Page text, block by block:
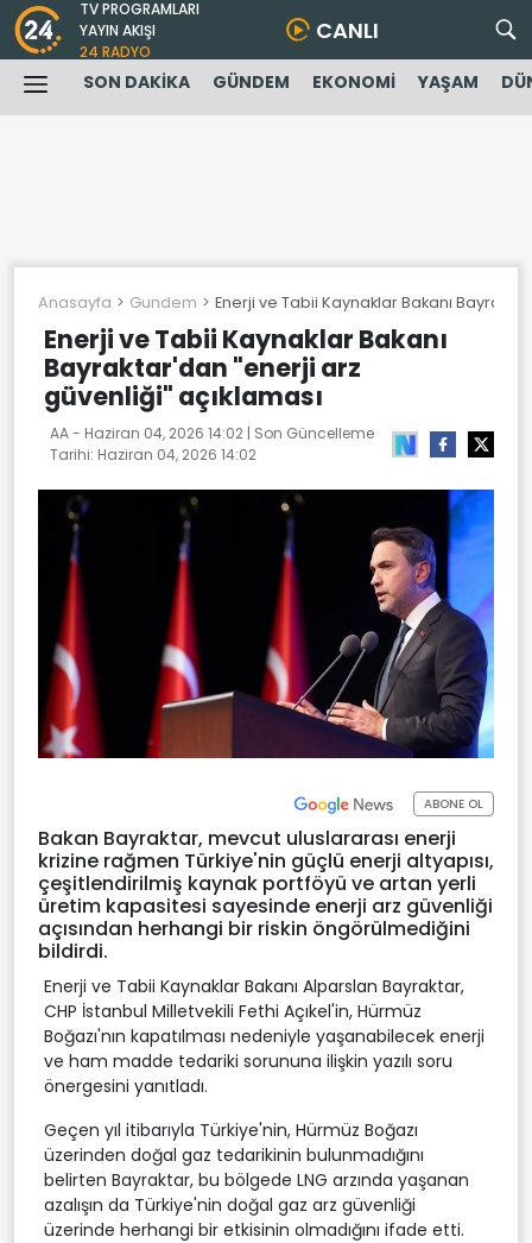
TV PROGRAMLARI
YAYIN AKIŞI
24 RADYO
CANLI
SON DAKİKA GÜNDEM EKONOMİ YAŞAM
Anasayfa Gundem Enerji ve Tabii Kaynaklar Bakanı
Enerji ve Tabii Kaynaklar Bakanı
Bayraktar'dan "enerji arz
güvenliği" açıklaması
AA - Haziran 04, 2026 14:02 | Son Güncelleme
Tarihi: Haziran 04, 2026 14:02
ABONE OL
Bakan Bayraktar, mevcut uluslararası enerji
krizine rağmen Türkiye'nin güçlü enerji altyapısı,
çeşitlendirilmiş kaynak portföyü ve artan yerli
üretim kapasitesi sayesinde enerji arz güvenliği
açısından herhangi bir riskin öngörülmediğini
bildirdi.
Enerji ve Tabii Kaynaklar Bakanı Alparslan Bayraktar,
CHP İstanbul Milletvekili Fethi Açıkel'in, Hürmüz
Boğazı'nın kapatılması nedeniyle yaşanabilecek enerji
ve ham madde tedariki sorununa ilişkin yazılı soru
önergesini yanıtladı.
Geçen yıl itibarıyla Türkiye'nin, Hürmüz Boğazı
üzerinden doğal gaz tedarikinin bulunmadığını
belirten Bayraktar, bu bölgede LNG arzında yaşanan
azalışın da Türkiye'nin doğal gaz arz güvenliği
üzerinde herhangi bir etkisinin olmadığını ifade etti.